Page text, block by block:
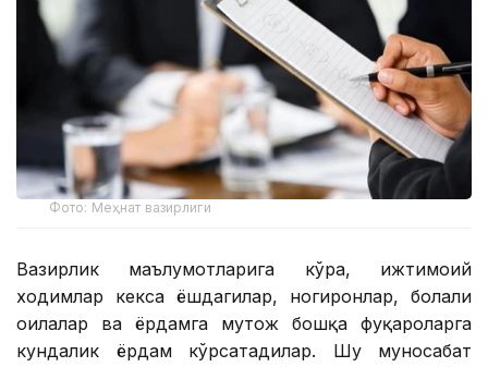
Фото: Меҳнат вазирлиги
Вазирлик маълумотларига кўра, ижтимоий
ходимлар кекса ёшдагилар, ногиронлар, болали
оилалар ва ёрдамга муҳтож бошқа фуқароларга
кундалик ёрдам кўрсатадилар. Шу муносабат